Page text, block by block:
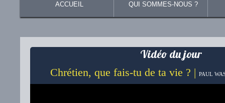
ACCUEIL QUI SOMMES-NOUS ?
Vidéo du jour
Chrétien, que fais-tu de ta vie ? | PAUL